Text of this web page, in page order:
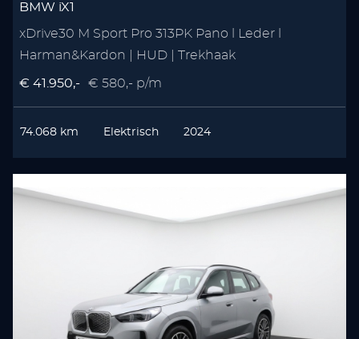
BMW iX1
xDrive30 M Sport Pro 313PK Pano l Leder l
Harman&Kardon | HUD | Trekhaak
€ 41.950,- € 580,- p/m
74.068 km Elektrisch 2024